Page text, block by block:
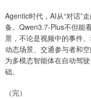
Agentic时代，AI从“对话”
备。Qwen3.7-Plus不但能
景，不论是视频中的事件
动态场景、交通参与者和
为多模态智能体在自动驾
础。
（完）